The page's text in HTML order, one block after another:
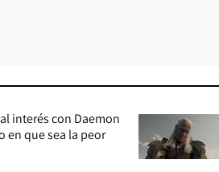
interés con Daemon
en que sea la peor